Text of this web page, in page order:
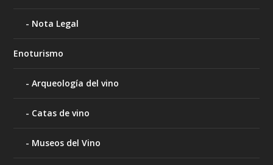
Nota Legal
Enoturismo
Arqueología del vino
Catas de vino
Museos del Vino